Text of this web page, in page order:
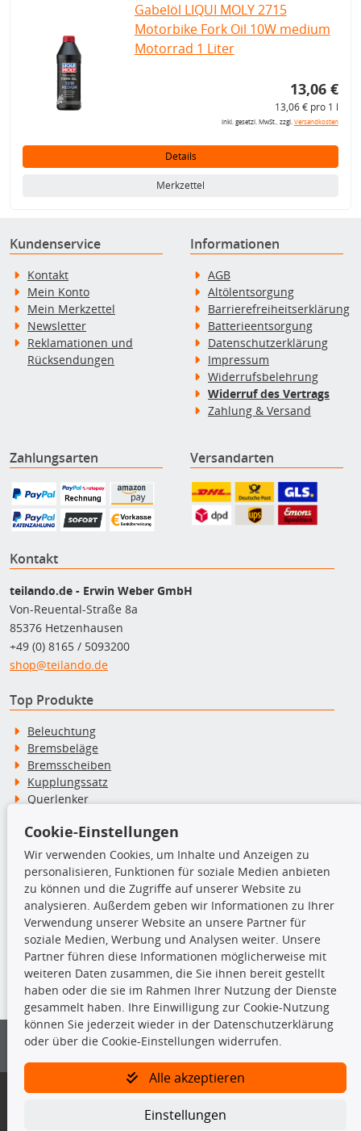
Gabelöl LIQUI MOLY 2715
Motorbike Fork Oil 10W medium
Motorrad 1 Liter
13,06 €
13,06 € pro 1 l
inkl. gesetzl. MwSt., zzgl.Versandkosten
Details
Merkzettel
Kundenservice
Kontakt
Mein Konto
Mein Merkzettel
Newsletter
Reklamationen und
Rücksendungen
Informationen
AGB
Altölentsorgung
Barrierefreiheitserklärung
Batterieentsorgung
Datenschutzerklärung
Impressum
Widerrufsbelehrung
Widerruf des Vertrags
Zahlung & Versand
Zahlungsarten Versandarten
Kontakt
teilando.de - Erwin Weber GmbH
Von-Reuental-Straße 8a
85376 Hetzenhausen
+49 (0) 8165 / 5093200
shop@teilando.de
Top Produkte
Beleuchtung
Bremsbeläge
Bremsscheiben
Kupplungssatz
Querlenker
Stoßdämpfer
TecDoc Inside
Die hier angezeigten Daten insbesondere die gesamte Datenbank dürfen
nicht kopiert werden.
Es ist zu unterlassen, die Daten oder die gesamte Datenbank ohne
vorherige Zustimmung von TecDoc zu vervielfältigen, zu verbreiten
und/oder diese Handlungen durch Dritte ausführen zu lassen. Ein
Bitte prüfen Sie, ob das über unseren Onlineshop identifizierte Ersatzteil
Gegebenenfalls sind ergänzende Informationen notwendig, um
Cookie-Einstellungen
Wir verwenden Cookies, um Inhalte und Anzeigen zu
personalisieren, Funktionen für soziale Medien anbieten
zu können und die Zugriffe auf unserer Website zu
analysieren. Außerdem geben wir Informationen zu Ihrer
Verwendung unserer Website an unsere Partner für
soziale Medien, Werbung und Analysen weiter. Unsere
Partner führen diese Informationen möglicherweise mit
weiteren Daten zusammen, die Sie ihnen bereit gestellt
haben oder die sie im Rahmen Ihrer Nutzung der Dienste
gesammelt haben. Ihre Einwilligung zur Cookie-Nutzung
können Sie jederzeit wieder in der Datenschutzerklärung
oder über die Cookie-Einstellungen widerrufen.
Alle akzeptieren
Einstellungen